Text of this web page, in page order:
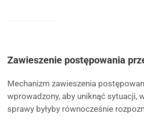
Zawieszenie postępowania
Mechanizm zawieszenia
wprowadzony, aby uniknąć sytuacji,
sprawy byłyby równocześnie